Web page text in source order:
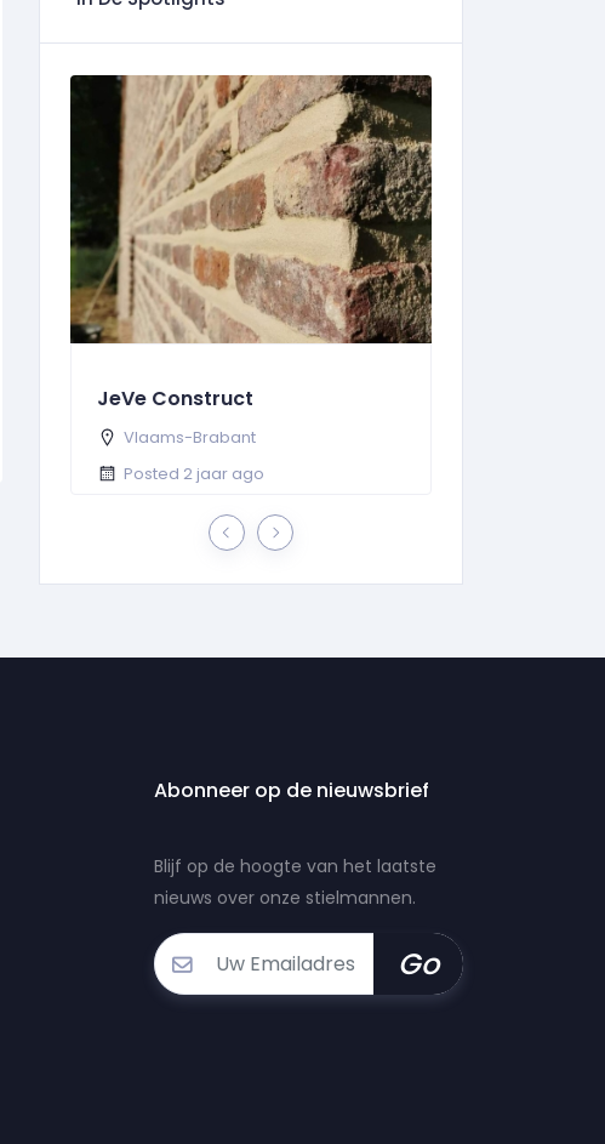
JeVe Construct
Vlaams-Brabant
Posted 2 jaar ago
Abonneer op de nieuwsbrief
Blijf op de hoogte van het laatste
nieuws over onze stielmannen.
Go